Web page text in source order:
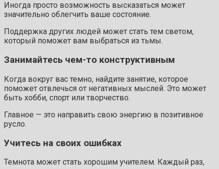
Иногда просто возможность высказаться может
значительно облегчить ваше состояние.
Поддержка других людей может стать тем светом,
который поможет вам выбраться из тьмы.
Занимайтесь чем-то конструктивным
Когда вокруг вас темно, найдите занятие, которое
поможет отвлечься от негативных мыслей. Это может
быть хобби, спорт или творчество.
Главное — это направить свою энергию в позитивное
русло.
Учитесь на своих ошибках
Темнота может стать хорошим учителем. Каждый раз,